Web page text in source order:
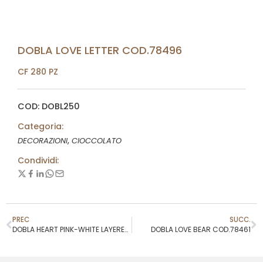
DOBLA LOVE LETTER COD.78496
CF 280 PZ
COD: DOBL250
Categoria:
DECORAZIONI, CIOCCOLATO
Condividi:
PREC
DOBLA HEART PINK-WHITE LAYERED COD.79212
SUCC.
DOBLA LOVE BEAR COD.78461